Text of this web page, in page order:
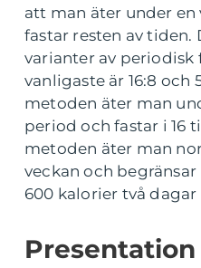
att man äter under
fastar resten av tiden.
varianter av periodisk
vanligaste är 16:8 och
metoden äter man
period och fastar i 16
metoden äter man
veckan och
600 kalorier två dagar